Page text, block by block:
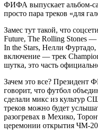
ФИФА выпускает альбом-
просто пара треков «для
Замес тут такой, что
Future, The Rolling Stones
In the Stars, Нелли
включение — трек
шутка, это часть
Зачем это все?
говорит, что футбол
сделали микс из культур
треков можно будет
разогревах в Мехико,
церемонии открытия ЧМ-